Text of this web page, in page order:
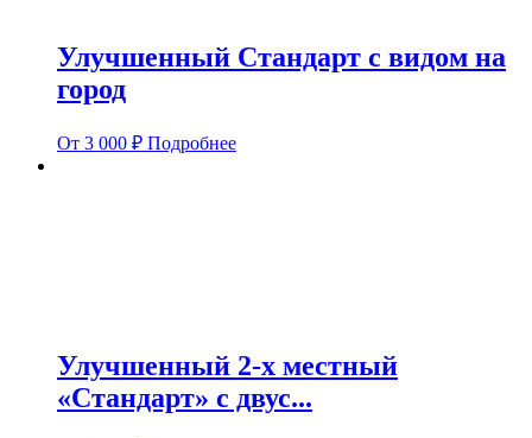
Улучшенный Стандарт с видом на
город
От 3 000 ₽ Подробнее
Улучшенный 2-х местный
«Стандарт» с двус...